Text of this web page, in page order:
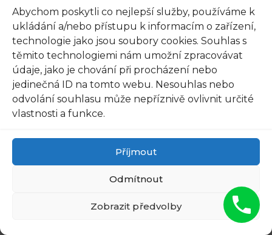
Abychom poskytli co nejlepší služby, používáme k
ukládání a/nebo přístupu k informacím o zařízení,
technologie jako jsou soubory cookies. Souhlas s
těmito technologiemi nám umožní zpracovávat
údaje, jako je chování při procházení nebo
jedinečná ID na tomto webu. Nesouhlas nebo
odvolání souhlasu může nepříznivě ovlivnit určité
vlastnosti a funkce.
Příjmout
Odmítnout
Zobrazit předvolby
Potřebujete rychlou a spolehlivou zámečnickou
pomoc v Praze 22? Nonstop Zámečnická
Pohotovost je tady pro vás! S příjezdem do 13
minut, jsme experti na otevírání zámků, výrobu
klíčů a další zámečnické služby. Nečekejte a
kontaktujte nás ihned! Vaše spokojenost je naší
prioritou.
Zámečnická Pohotovost
Napsat komentář